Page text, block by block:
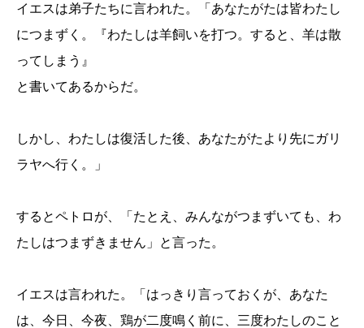
イエスは弟子たちに言われた。「あなたがたは皆わたし
につまずく。『わたしは羊飼いを打つ。すると、羊は散
ってしまう』
と書いてあるからだ。
しかし、わたしは復活した後、あなたがたより先にガリ
ラヤへ行く。」
するとペトロが、「たとえ、みんながつまずいても、わ
たしはつまずきません」と言った。
イエスは言われた。「はっきり言っておくが、あなた
は、今日、今夜、鶏が二度鳴く前に、三度わたしのこと